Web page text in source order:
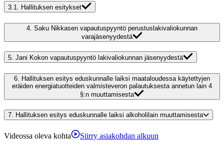
3.1. Hallituksen esitykset
4. Saku Nikkasen vapautuspyyntö perustuslakivaliokunnan
varajäsenyydestä
5. Jani Kokon vapautuspyyntö lakivaliokunnan jäsenyydestä
6. Hallituksen esitys eduskunnalle laiksi maataloudessa käytettyjen
eräiden energiatuotteiden valmisteveron palautuksesta annetun lain 4
§:n muuttamisesta
7. Hallituksen esitys eduskunnalle laiksi alkoholilain muuttamisesta
Videossa oleva kohta Siirry asiakohdan alkuun